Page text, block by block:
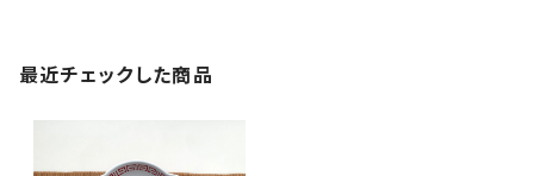
最近チェックした商品